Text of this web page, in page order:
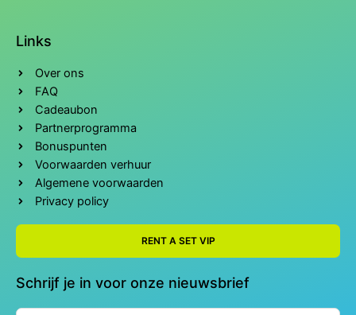
Links
Over ons
FAQ
Cadeaubon
Partnerprogramma
Bonuspunten
Voorwaarden verhuur
Algemene voorwaarden
Privacy policy
RENT A SET VIP
Schrijf je in voor onze nieuwsbrief